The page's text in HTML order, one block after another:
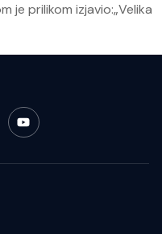
je prilikom izjavio:„Velika